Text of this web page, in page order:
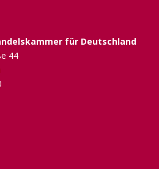
für Deutschland
44